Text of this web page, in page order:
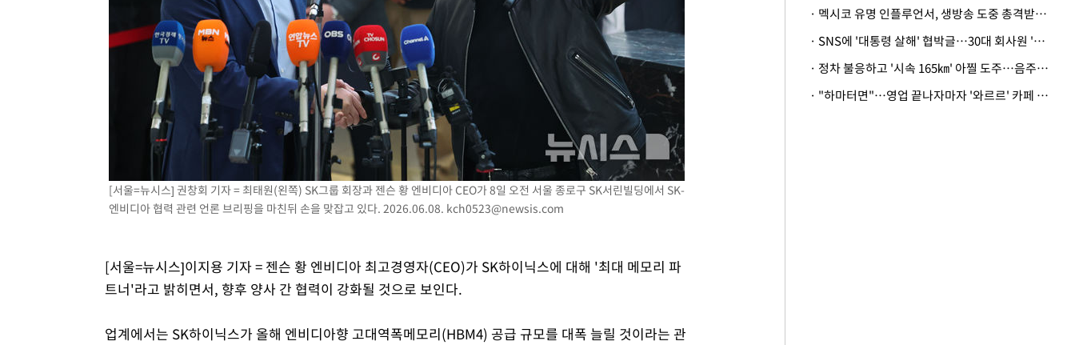
"여기 떨어졌다"…다누리, 스페이스X 로켓 달 충돌 흔적 포착
손흥민, 5경기 연속골 실패…LAFC는 승부차기 끝 과달라하라 격파
내일까지 39도 '펄펄'…기상청 "태풍 지나며 폭염 잠시 꺾인다"
트럼프, 한국계 진보 주지사 후보 맹공…"공산주의가 최대 위협"
"美간섭에 합의 지연"…트럼프, '이란 호르무즈 통제권' 수용할까
[속보]산업장관 "李정부, 원전 반대 안해…안정 전력 위해 불가피"
[속보]경찰, '홍명보 선임 논란' 대한축구협회·축구회관 등 압수수색
[서울=뉴시스] 권창회 기자 = 최태원(왼쪽) SK그룹 회장과 젠슨 황 엔비디아 CEO가 8일 오전 서울 종로구 SK서린빌딩에서 SK-
엔비디아 협력 관련 언론 브리핑을 마친뒤 손을 맞잡고 있다. 2026.06.08. kch0523@newsis.com
[서울=뉴시스]이지용 기자 = 젠슨 황 엔비디아 최고경영자(CEO)가 SK하이닉스에 대해 '최대 메모리 파
트너'라고 밝히면서, 향후 양사 간 협력이 강화될 것으로 보인다.
업계에서는 SK하이닉스가 올해 엔비디아향 고대역폭메모리(HBM4) 공급 규모를 대폭 늘릴 것이라는 관
· 멕시코 유명 인플루언서, 생방송 도중 총격받아 사망
· SNS에 '대통령 살해' 협박글…30대 회사원 '불구속 송치'
· 정차 불응하고 '시속 165㎞' 아찔 도주…음주운전자 체포
· "하마터면"…영업 끝나자마자 '와르르' 카페 테라스 덮친 대리석 외벽